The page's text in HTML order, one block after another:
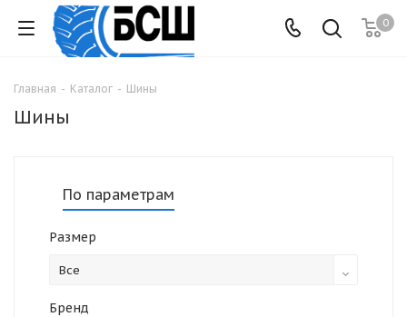
0
Главная - Каталог - Шины
Шины
По параметрам
Размер
Все
Бренд